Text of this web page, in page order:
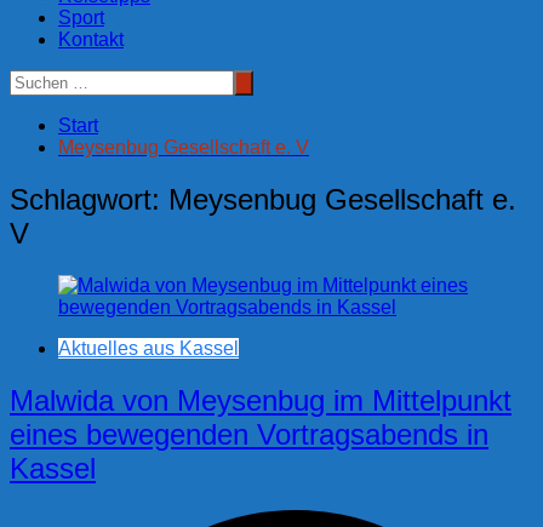
Sport
Kontakt
Start
Meysenbug Gesellschaft e. V
Schlagwort: Meysenbug Gesellschaft e.
V
Aktuelles aus Kassel
Malwida von Meysenbug im Mittelpunkt
eines bewegenden Vortragsabends in
Kassel